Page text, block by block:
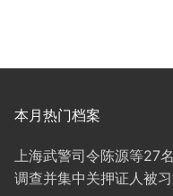
本月热门档案
上海武警司令陈源等27
调查并集中关押证人被